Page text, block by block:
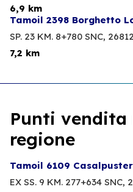
6,9 km
Tamoil 2398 Borghetto
SP. 23 KM. 8+780 SNC,
7,2 km
Punti vendita
regione
Tamoil 6109
EX SS. 9 KM. 277+634 SNC,